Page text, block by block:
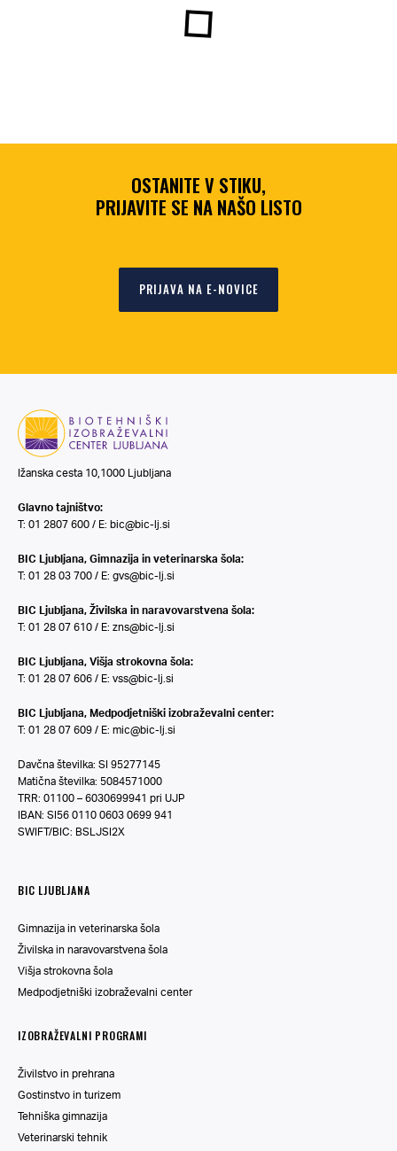
OSTANITE V STIKU,
PRIJAVITE SE NA NAŠO LISTO
PRIJAVA NA E-NOVICE
Ižanska cesta 10,1000 Ljubljana
Glavno tajništvo:
T: 01 2807 600 / E: bic@bic-lj.si
BIC Ljubljana, Gimnazija in veterinarska šola:
T: 01 28 03 700 / E: gvs@bic-lj.si
BIC Ljubljana, Živilska in naravovarstvena šola:
T: 01 28 07 610 / E: zns@bic-lj.si
BIC Ljubljana, Višja strokovna šola:
T: 01 28 07 606 / E: vss@bic-lj.si
BIC Ljubljana, Medpodjetniški izobraževalni center:
T: 01 28 07 609 / E: mic@bic-lj.si
Davčna številka: SI 95277145
Matična številka: 5084571000
TRR: 01100 – 6030699941 pri UJP
IBAN: SI56 0110 0603 0699 941
SWIFT/BIC: BSLJSI2X
BIC LJUBLJANA
Gimnazija in veterinarska šola
Živilska in naravovarstvena šola
Višja strokovna šola
Medpodjetniški izobraževalni center
IZOBRAŽEVALNI PROGRAMI
Živilstvo in prehrana
Gostinstvo in turizem
Tehniška gimnazija
Veterinarski tehnik